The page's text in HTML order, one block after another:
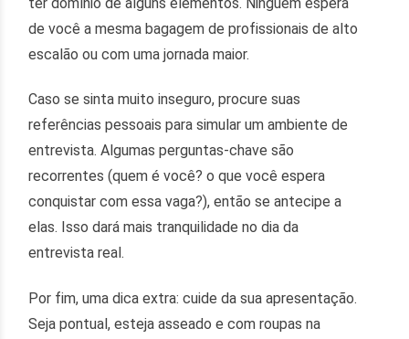
de você a mesma bagagem de profissionais de alto
escalão ou com uma jornada maior.
Caso se sinta muito inseguro, procure suas
referências pessoais para simular um ambiente de
entrevista. Algumas perguntas-chave são
recorrentes (quem é você? o que você espera
conquistar com essa vaga?), então se antecipe a
elas. Isso dará mais tranquilidade no dia da
entrevista real.
Por fim, uma dica extra: cuide da sua apresentação.
Seja pontual, esteja asseado e com roupas na